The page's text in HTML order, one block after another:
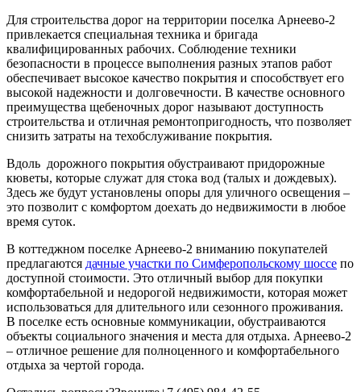
Для строительства дорог на территории поселка Арнеево-2
привлекается специальная техника и бригада
квалифицированных рабочих. Соблюдение техники
безопасности в процессе выполнения разных этапов работ
обеспечивает высокое качество покрытия и способствует его
высокой надежности и долговечности. В качестве основного
преимущества щебеночных дорог называют доступность
строительства и отличная ремонтопригодность, что позволяет
снизить затраты на техобслуживание покрытия.
Вдоль дорожного покрытия обустраивают придорожные
кюветы, которые служат для стока вод (талых и дождевых).
Здесь же будут установлены опоры для уличного освещения –
это позволит с комфортом доехать до недвижимости в любое
время суток.
В коттеджном поселке Арнеево-2 вниманию покупателей
предлагаются дачные участки по Симферопольскому шоссе по
доступной стоимости. Это отличный выбор для покупки
комфортабельной и недорогой недвижимости, которая может
использоваться для длительного или сезонного проживания.
В поселке есть основные коммуникации, обустраиваются
объекты социального значения и места для отдыха. Арнеево-2
– отличное решение для полноценного и комфортабельного
отдыха за чертой города.